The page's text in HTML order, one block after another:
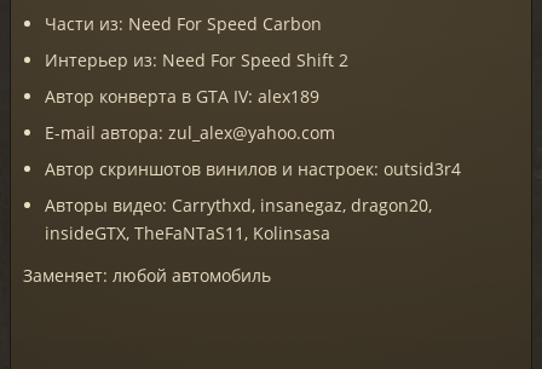
Части из: Need For Speed Carbon
Интерьер из: Need For Speed Shift 2
Автор конверта в GTA IV: alex189
E-mail автора: zul_alex@yahoo.com
Автор скриншотов винилов и настроек: outsid3r4
Авторы видео: Carrythxd, insanegaz, dragon20,
insideGTX, TheFaNTaS11, Kolinsasa
Заменяет: любой автомобиль